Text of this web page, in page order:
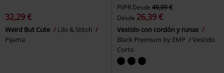
32,29 €
Weird But Cute
Lilo & Stitch
Pijama
PVPR Desde 49,99 €
Desde 26,39 €
Vestido con cordón y runas
Black Premium by EMP
Vestido
Corto